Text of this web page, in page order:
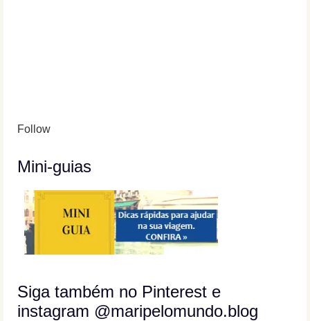
Follow
Mini-guias
Siga também no Pinterest e
instagram @maripelomundo.blog